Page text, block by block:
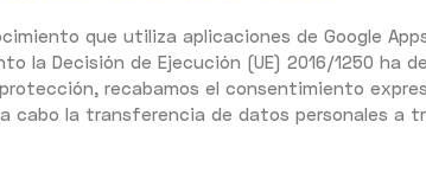
que utiliza aplicaciones de Google
la Decisión de Ejecución (UE) 2016/1250 ha
recabamos el consentimiento
cabo la transferencia de datos personales a